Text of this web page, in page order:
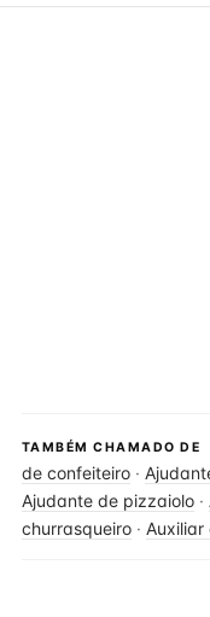
TAMBÉM CHAMADO DE
de confeiteiro ·
Ajudante de pizzaiolo ·
churrasqueiro · Auxiliar